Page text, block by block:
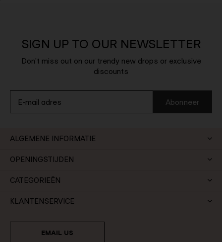
SIGN UP TO OUR NEWSLETTER
Don't miss out on our trendy new drops or exclusive
discounts
Abonneer
ALGEMENE INFORMATIE
OPENINGSTIJDEN
CATEGORIEËN
KLANTENSERVICE
EMAIL US